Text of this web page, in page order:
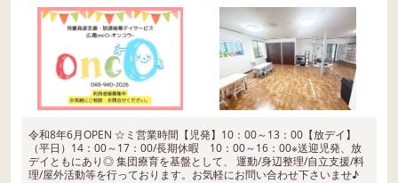
令和8年6月OPEN ☆ミ営業時間【児発】10：00～13：00【放デイ】
（平日）14：00～17：00/長期休暇 10：00～16：00※送迎児発、放
デイともにあり◎ 集団療育を基盤として、 運動/身辺整理/自立支援/料
理/屋外活動等を行っております。お気軽にお問い合わせ下さいませ♪